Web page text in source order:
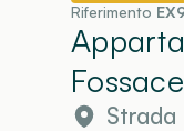
Riferimento
Strada